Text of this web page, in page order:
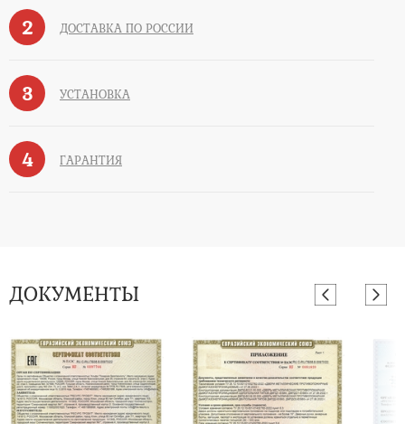
2 ДОСТАВКА ПО РОССИИ
3 УСТАНОВКА
4 ГАРАНТИЯ
ДОКУМЕНТЫ